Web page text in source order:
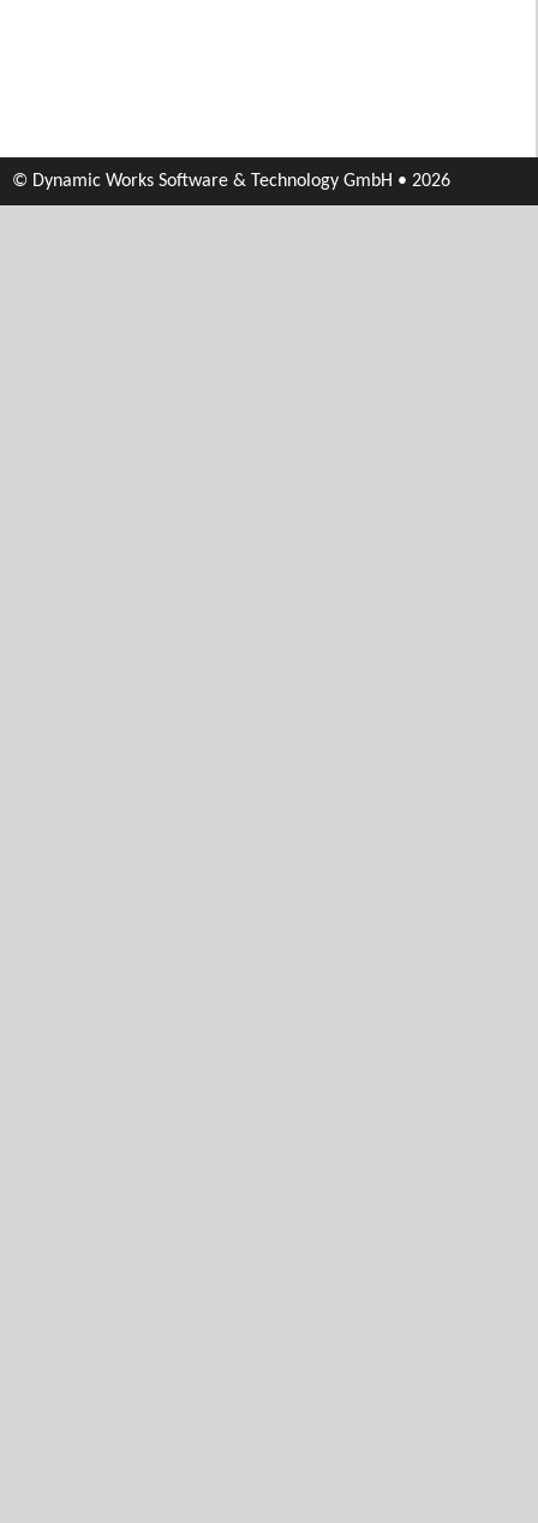
© Dynamic Works Software & Technology GmbH • 2026